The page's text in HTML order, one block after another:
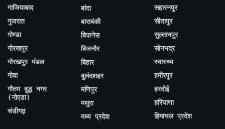
गाजियाबाद
गुजरात
गोण्डा
गोरखपुर
गोरखपुर मंडल
गोवा
गौतम बुद्ध नगर
(नोएडा)
चंडीगढ़
बांदा
बाराबंकी
बिज़नेस
बिजनौर
बिहार
बुलंदशहर
मणिपुर
मथुरा
मध्य प्रदेश
सहारनपुर
सीतापुर
सुल्तानपुर
सोनभद्र
स्वास्थ्य
हमीरपुर
हरदोई
हरियाणा
हिमाचल प्रदेश